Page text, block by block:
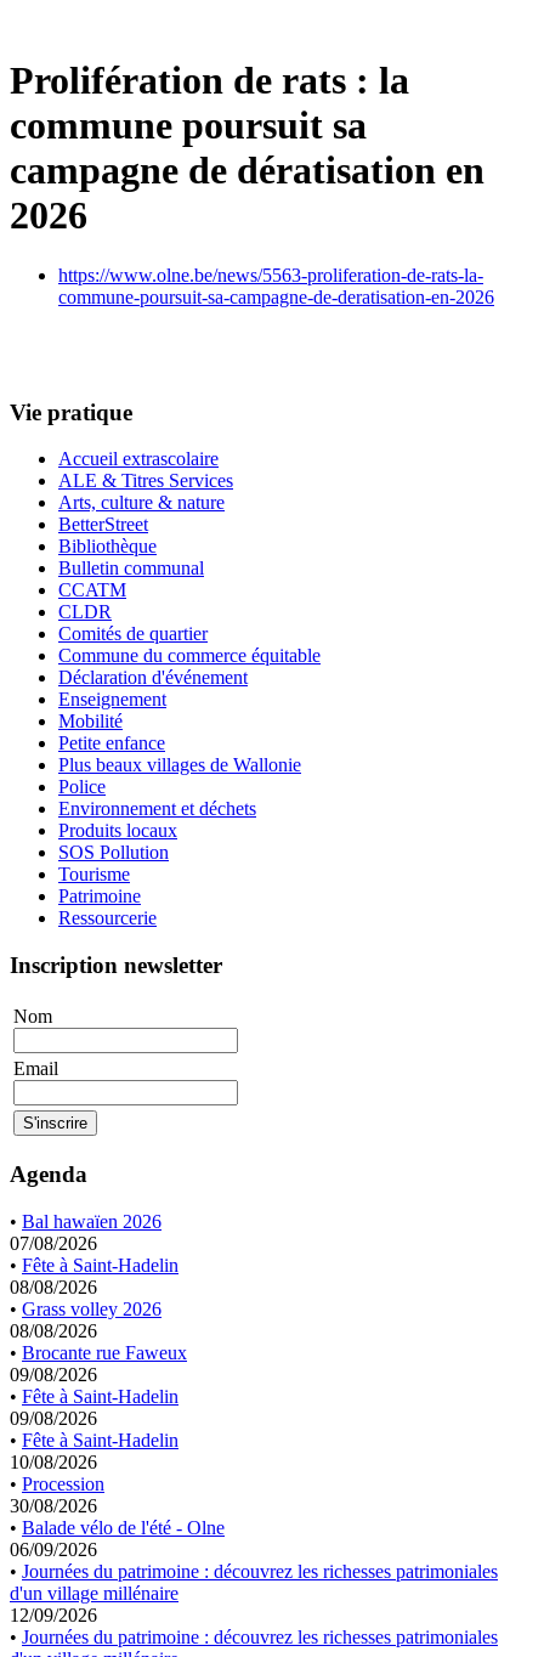
Prolifération de rats : la
commune poursuit sa
campagne de dératisation en
2026
https://www.olne.be/news/5563-proliferation-de-rats-la-
commune-poursuit-sa-campagne-de-deratisation-en-2026
Vie pratique
Accueil extrascolaire
ALE & Titres Services
Arts, culture & nature
BetterStreet
Bibliothèque
Bulletin communal
CCATM
CLDR
Comités de quartier
Commune du commerce équitable
Déclaration d'événement
Enseignement
Mobilité
Petite enfance
Plus beaux villages de Wallonie
Police
Environnement et déchets
Produits locaux
SOS Pollution
Tourisme
Patrimoine
Ressourcerie
Inscription newsletter
Nom
Email
Agenda
• Bal hawaïen 2026
07/08/2026
• Fête à Saint-Hadelin
08/08/2026
• Grass volley 2026
08/08/2026
• Brocante rue Faweux
09/08/2026
• Fête à Saint-Hadelin
09/08/2026
• Fête à Saint-Hadelin
10/08/2026
• Procession
30/08/2026
• Balade vélo de l'été - Olne
06/09/2026
• Journées du patrimoine : découvrez les richesses patrimoniales
d'un village millénaire
12/09/2026
• Journées du patrimoine : découvrez les richesses patrimoniales